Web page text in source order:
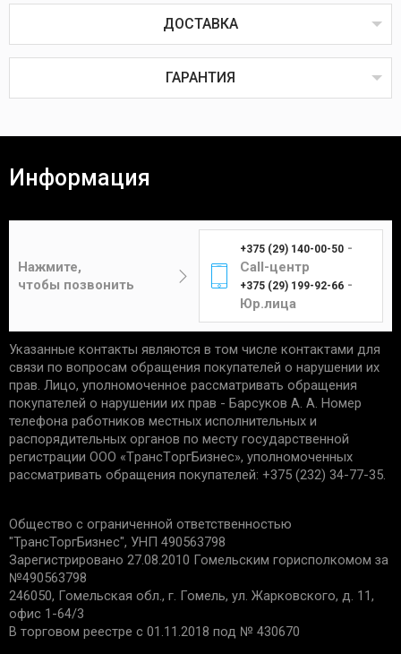
онлайн или через терминал в пунктах выдачи,
наличным или безналичным расчётом, через
ДОСТАВКА
среднем занимает 3-7 дней.
Цена составит от 4 до 12 рублей в
зависимости от габаритов и веса изделия.
Курьер
Доставка товаров курьером
осуществляется по будням с 10:00 до 22:00.
Гомель - 6 рублей
Могилев - 6 рублей
Светлогорск - 6 рублей
Речица - 6 рублей
ГАРАНТИЯ
Покупатель вправе вернуть товар в течение 14
необходимы:
отсутствие следов установки;
чек, подтверждающий приобретение;
Единственным подтверждением установки товара
является акт выполненных работ с названием
услуги и устанавливаемой детали. Гарантийные
обязательства не распространяются:
на запчасти со следами механических
повреждений.
воздействий, нарушения правил установки/
хранения;
на дефекты из-за износа деталей, в срок
установленный производителем;
если причиной поломки стала
Информация
Нажмите,
чтобы позвонить
+375 (29) 140-00-50 -
Call-центр
+375 (29) 199-92-66 -
Юр.лица
Указанные контакты являются в том числе контактами для
связи по вопросам обращения покупателей о нарушении их
прав. Лицо, уполномоченное рассматривать обращения
покупателей о нарушении их прав - Барсуков А. А. Номер
телефона работников местных исполнительных и
распорядительных органов по месту государственной
регистрации ООО «TрaнcТopгБизнec», уполномоченных
рассматривать обращения покупателей: +375 (232) 34-77-35.
Общество с ограниченной ответственностью
"ТрансТоргБизнес", УНП 490563798
Зарегистрировано 27.08.2010 Гомельским горисполкомом за
№490563798
246050, Гомельская обл., г. Гомель, ул. Жарковского, д. 11,
офис 1-64/3
В торговом реестре с 01.11.2018 под № 430670